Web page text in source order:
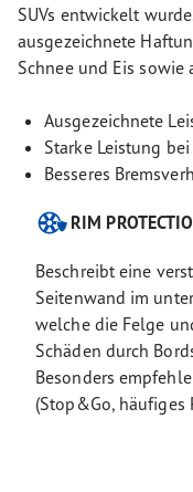
SUVs entwickelt
ausgezeichnete
Schnee und Eis sowie
Ausgezeichnete
Starke Leistung bei
Besseres
RIM
Beschreibt eine
Seitenwand im
welche die Felge
Schäden durch
Besonders
(Stop&Go, häufiges